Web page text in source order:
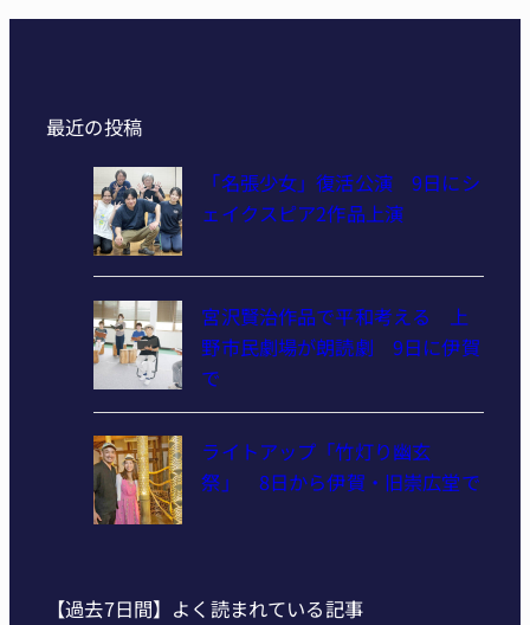
最近の投稿
「名張少女」復活公演 9日にシ
ェイクスピア2作品上演
宮沢賢治作品で平和考える 上
野市民劇場が朗読劇 9日に伊賀
で
ライトアップ「竹灯り幽玄
祭」 8日から伊賀・旧崇広堂で
【過去7日間】よく読まれている記事